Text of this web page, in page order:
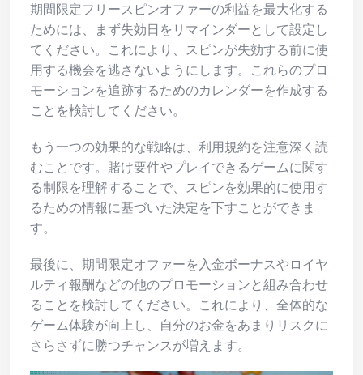
期間限定フリースピンオファーの利益を最大化する
ためには、まず失効日をリマインダーとして設定し
てください。これにより、スピンが失効する前に使
用する機会を逃さないようにします。これらのプロ
モーションを追跡するためのカレンダーを作成する
ことを検討してください。
もう一つの効果的な戦略は、利用規約を注意深く読
むことです。賭け要件やプレイできるゲームに関す
る制限を理解することで、スピンを効果的に使用す
るための情報に基づいた決定を下すことができま
す。
最後に、期間限定オファーを入金ボーナスやロイヤ
ルティ報酬などの他のプロモーションと組み合わせ
ることを検討してください。これにより、全体的な
ゲーム体験が向上し、自分のお金をあまりリスクに
さらさずに勝つチャンスが増えます。